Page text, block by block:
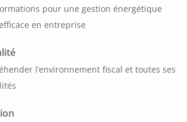
pour une gestion énergétique
en entreprise
l’environnement fiscal et toutes ses